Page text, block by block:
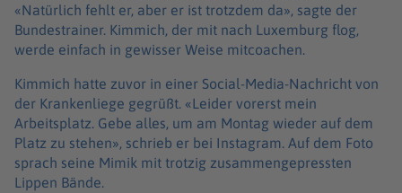
«Natürlich fehlt er, aber er ist trotzdem da», sagte der
Bundestrainer. Kimmich, der mit nach Luxemburg flog,
werde einfach in gewisser Weise mitcoachen.
Kimmich hatte zuvor in einer Social-Media-Nachricht von
der Krankenliege gegrüßt. «Leider vorerst mein
Arbeitsplatz. Gebe alles, um am Montag wieder auf dem
Platz zu stehen», schrieb er bei Instagram. Auf dem Foto
sprach seine Mimik mit trotzig zusammengepressten
Lippen Bände.